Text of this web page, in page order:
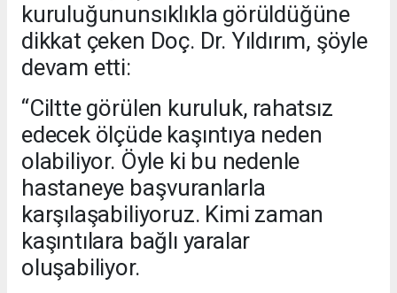
kuruluğununsıklıkla görüldüğüne
dikkat çeken Doç. Dr. Yıldırım, şöyle
devam etti:
“Ciltte görülen kuruluk, rahatsız
edecek ölçüde kaşıntıya neden
olabiliyor. Öyle ki bu nedenle
hastaneye başvuranlarla
karşılaşabiliyoruz. Kimi zaman
kaşıntılara bağlı yaralar
oluşabiliyor.